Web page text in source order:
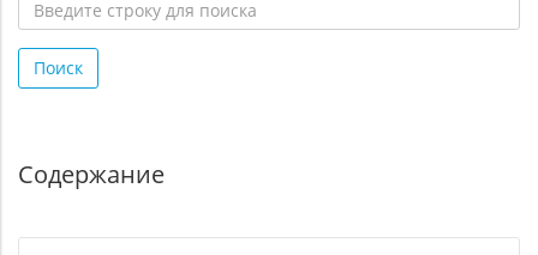
строку
для
Поиск
Содержание